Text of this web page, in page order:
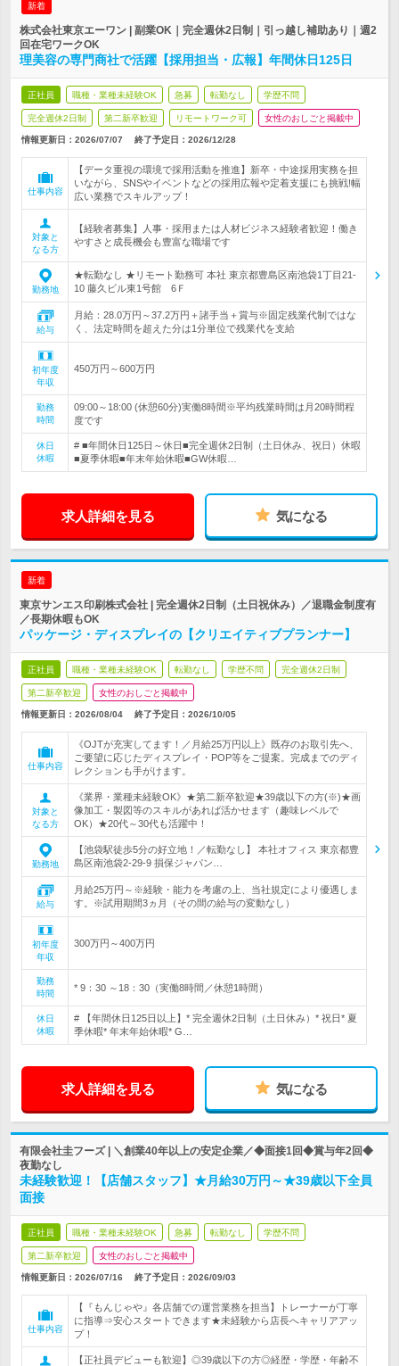
新着
株式会社東京エーワン | 副業OK｜完全週休2日制｜引っ越し補助あり｜週2
回在宅ワークOK
理美容の専門商社で活躍【採用担当・広報】年間休日125日
正社員 職種・業種未経験OK 急募 転勤なし 学歴不問
完全週休2日制 第二新卒歓迎 リモートワーク可 女性のおしごと掲載中
情報更新日：2026/07/07 終了予定日： 2026/12/28
仕事内容
【データ重視の環境で採用活動を推進】新卒・中途採用実務を担
いながら、SNSやイベントなどの採用広報や定着支援にも挑戦!幅
広い業務でスキルアップ！
対象と
なる方
【経験者募集】人事・採用または人材ビジネス経験者歓迎！働き
やすさと成長機会も豊富な職場です
勤務地
★転勤なし ★リモート勤務可 本社 東京都豊島区南池袋1丁目21-
10 藤久ビル東1号館 6Ｆ
給与
月給：28.0万円～37.2万円＋諸手当＋賞与※固定残業代制ではな
く、法定時間を超えた分は1分単位で残業代を支給
初年度
年収
450万円～600万円
勤務
時間
09:00～18:00 (休憩60分)実働8時間※平均残業時間は月20時間程
度です
休日
休暇
# ■年間休日125日～休日■完全週休2日制（土日休み、祝日）休暇
■夏季休暇■年末年始休暇■GW休暇…
求人詳細を見る 気になる
新着
東京サンエス印刷株式会社 | 完全週休2日制（土日祝休み）／退職金制度有
／長期休暇もOK
パッケージ・ディスプレイの【クリエイティブプランナー】
正社員 職種・業種未経験OK 転勤なし 学歴不問 完全週休2日制
第二新卒歓迎 女性のおしごと掲載中
情報更新日：2026/08/04 終了予定日： 2026/10/05
仕事内容
《OJTが充実してます！／月給25万円以上》既存のお取引先へ、
ご要望に応じたディスプレイ・POP等をご提案。完成までのディ
レクションも手がけます。
対象と
なる方
《業界・業種未経験OK》★第二新卒歓迎★39歳以下の方(※)★画
像加工・製図等のスキルがあれば活かせます（趣味レベルで
OK）★20代～30代も活躍中！
勤務地
【池袋駅徒歩5分の好立地！／転勤なし】 本社オフィス 東京都豊
島区南池袋2-29-9 損保ジャパン…
給与
月給25万円～※経験・能力を考慮の上、当社規定により優遇しま
す。※試用期間3ヵ月（その間の給与の変動なし）
初年度
年収
300万円～400万円
勤務
時間
* 9：30 ～18：30（実働8時間／休憩1時間）
休日
休暇
# 【年間休日125日以上】* 完全週休2日制（土日休み）* 祝日* 夏
季休暇* 年末年始休暇* G…
求人詳細を見る 気になる
有限会社圭フーズ | ＼創業40年以上の安定企業／◆面接1回◆賞与年2回◆
夜勤なし
未経験歓迎！【店舗スタッフ】★月給30万円～★39歳以下全員
面接
正社員 職種・業種未経験OK 急募 転勤なし 学歴不問
第二新卒歓迎 女性のおしごと掲載中
情報更新日：2026/07/16 終了予定日： 2026/09/03
仕事内容
【『もんじゃや』各店舗での運営業務を担当】トレーナーが丁寧
に指導⇒安心スタートできます★未経験から店長へキャリアアッ
プ！
【正社員デビューも歓迎】◎39歳以下の方◎経歴・学歴・年齢不